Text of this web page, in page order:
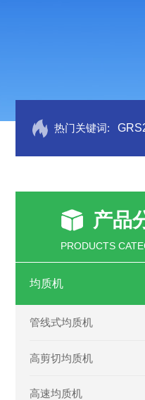
热门关键词:
产品
PRODUCTS
均质机
管线式均质机
高剪切均质机
高速均质机